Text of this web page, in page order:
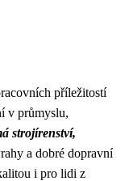
příležitostí
v průmyslu,
strojírenství,
a dobré dopravní
i pro lidi z